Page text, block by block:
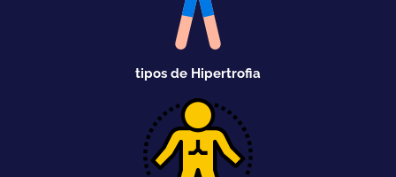
tipos de Hipertrofia